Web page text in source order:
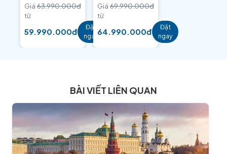
Giá
từ
63.990.000đ
59.990.000đ
Đặt
ngay
Giá
từ
69.990.000đ
64.990.000đ
Đặt
ngay
BÀI VIẾT LIÊN QUAN